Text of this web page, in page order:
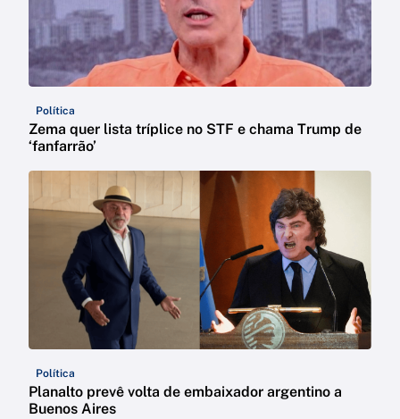
Política
Zema quer lista tríplice no STF e chama Trump de
‘fanfarrão’
Política
Planalto prevê volta de embaixador argentino a
Buenos Aires